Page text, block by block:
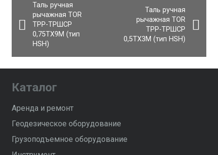
Таль ручная
рычажная TOR
ТРР-ТРШСР
0,75ТХ9М (тип
HSH)
Таль ручная
рычажная TOR
ТРР-ТРШСР
0,5ТХ3М (тип HSH)
Каталог
Аренда и ремонт
Геодезическое оборудование
Грузоподъемное оборудование